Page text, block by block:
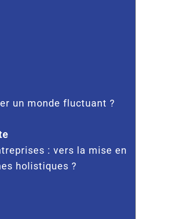
un monde fluctuant ?
: vers la mise en
holistiques ?